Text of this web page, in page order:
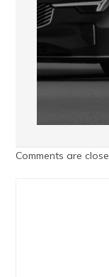
Comments are